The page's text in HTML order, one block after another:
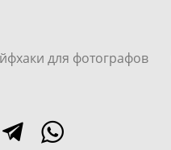
для фотографов